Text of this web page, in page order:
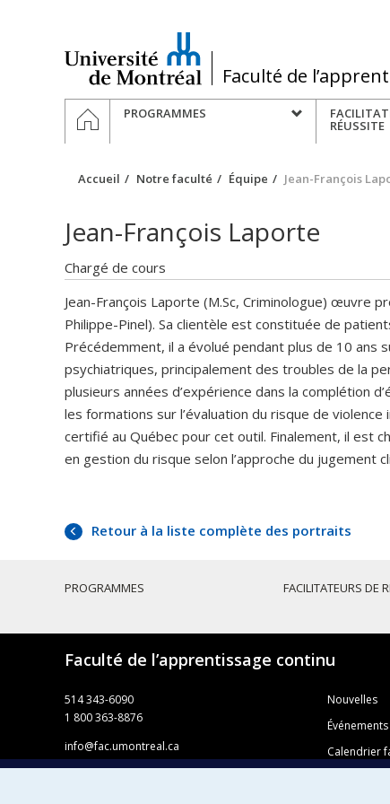
/Faculté de
Navigation
principale
ACCUEILPROGRAMMES
RÉUSSITE
Accueil Notre faculté Équipe Jean-François
Jean-François Laporte
Chargé de cours
Jean-François Laporte (M.Sc, Criminologue) œuvre
Philippe-Pinel). Sa clientèle est constituée de
Précédemment, il a évolué pendant plus de 10
psychiatriques, principalement des troubles de la
plusieurs années d’expérience dans la complétion
les formations sur l’évaluation du risque de
certifié au Québec pour cet outil. Finalement, il est
en gestion du risque selon l’approche du
Retour à la liste complète des portraits
PROGRAMMES FACILITATEURS DE
Faculté de l’apprentissage continu
514 343-6090
1 800 363-8876
info@fac.umontreal.ca
Nouvelles
Événements
Calendrier